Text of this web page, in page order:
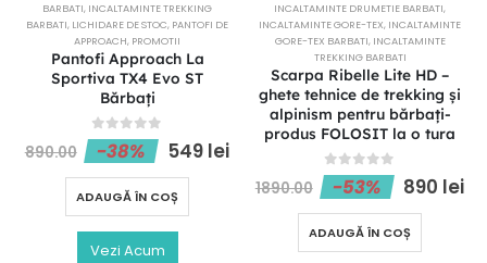
BARBATI, INCALTAMINTE TREKKING
BARBATI, LICHIDARE DE STOC, PANTOFI DE
APPROACH, PROMOTII
Pantofi Approach La
Sportiva TX4 Evo ST
Bărbați
0out of 5
890.00 -38% 549 lei
ADAUGĂ ÎN COȘ
Vezi Acum
INCALTAMINTE DRUMETIE BARBATI,
INCALTAMINTE GORE-TEX, INCALTAMINTE
GORE-TEX BARBATI, INCALTAMINTE
TREKKING BARBATI
Scarpa Ribelle Lite HD –
ghete tehnice de trekking și
alpinism pentru bărbați-
produs FOLOSIT la o tura
0out of 5
1890.00 -53% 890 lei
ADAUGĂ ÎN COȘ